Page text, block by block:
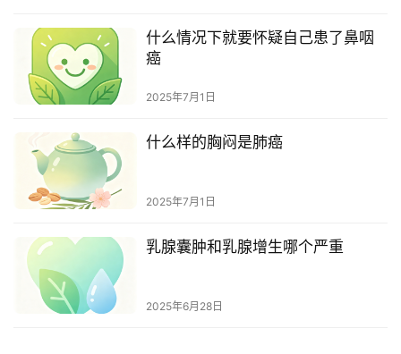
什么情况下就要怀疑自己患了鼻咽
癌
2025年7月1日
什么样的胸闷是肺癌
2025年7月1日
乳腺囊肿和乳腺增生哪个严重
2025年6月28日